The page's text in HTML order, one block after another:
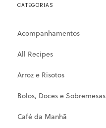
CATEGORIAS
Acompanhamentos
All Recipes
Arroz e Risotos
Bolos, Doces e Sobremesas
Café da Manhã